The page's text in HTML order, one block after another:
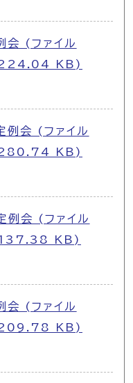
(ファイル
KB)
会 (ファイル
KB)
会 (ファイル
KB)
(ファイル
KB)